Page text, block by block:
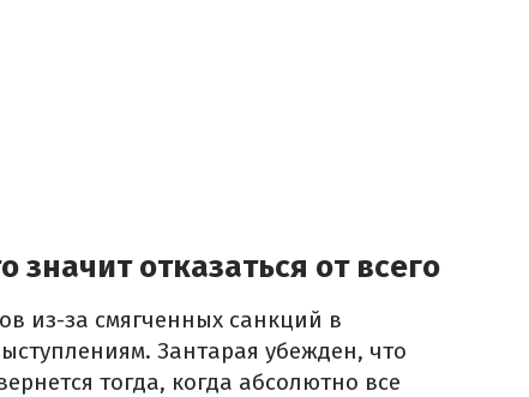
отказаться от всего
из-за смягченных санкций в
Зантарая убежден, что
тогда, когда абсолютно все